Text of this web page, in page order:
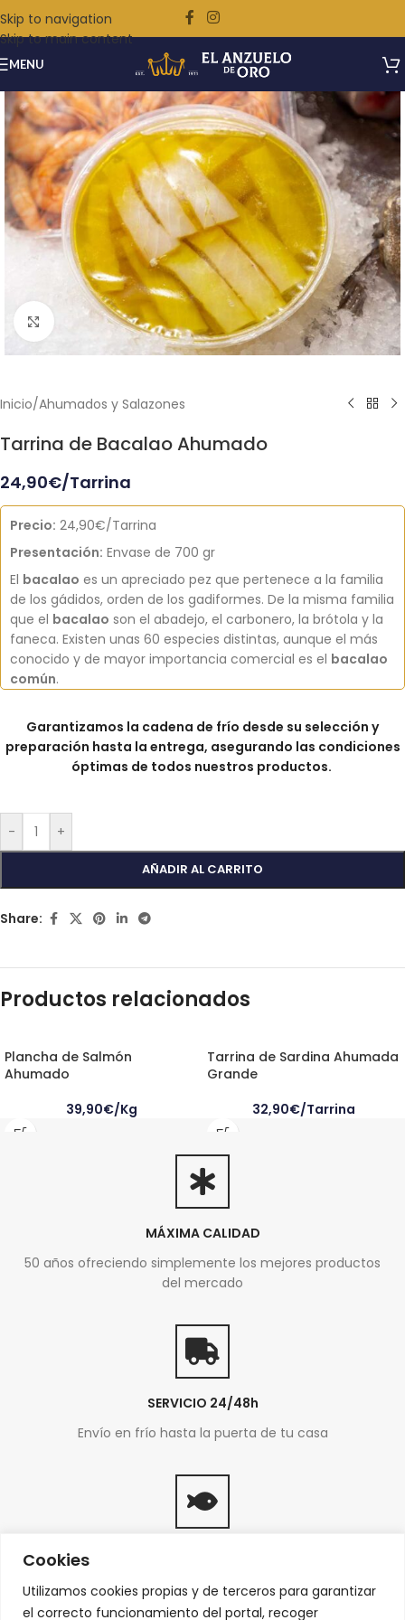
Cookies
Utilizamos cookies propias y de terceros para garantizar
el correcto funcionamiento del portal, recoger
Skip to navigation
Skip to main content
MENU
Ampliar
Inicio/Ahumados y Salazones
Tarrina de Bacalao Ahumado
24,90€/Tarrina
Precio: 24,90€/Tarrina
Presentación: Envase de 700 gr
El bacalao es un apreciado pez que pertenece a la familia
de los gádidos, orden de los gadiformes. De la misma familia
que el bacalao son el abadejo, el carbonero, la brótola y la
faneca. Existen unas 60 especies distintas, aunque el más
conocido y de mayor importancia comercial es el bacalao
común.
Garantizamos la cadena de frío desde su selección y
preparación hasta la entrega, asegurando las condiciones
óptimas de todos nuestros productos.
- +
AÑADIR AL CARRITO
Share:
Productos relacionados
Plancha de Salmón
Ahumado
39,90€/Kg
Tarrina de Sardina Ahumada
Grande
32,90€/Tarrina
MÁXIMA CALIDAD
50 años ofreciendo simplemente los mejores productos
del mercado
SERVICIO 24/48h
Envío en frío hasta la puerta de tu casa
Del mar a tu mesa